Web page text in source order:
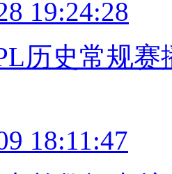
19:24:28
历史常规
18:11:47